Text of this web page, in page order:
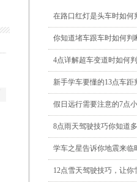
在路口红灯是头车时如何
你知道堵车跟车时如何判
4点详解超车变道时如何
新手学车要懂的13点车
假日远行需要注意的7点
8点雨天驾驶技巧你知道
学车之星告诉你地震来临
12点雪天驾驶技巧，让你